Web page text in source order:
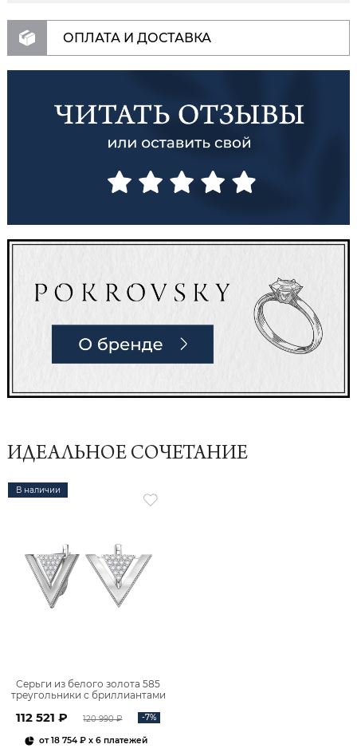
ОПЛАТА И ДОСТАВКА
ИДЕАЛЬНОЕ СОЧЕТАНИЕ
В наличии
Серьги из белого золота 585
треугольники с бриллиантами
112 521 ₽ 120 990 ₽ -7%
от18 754 ₽x 6 платежей